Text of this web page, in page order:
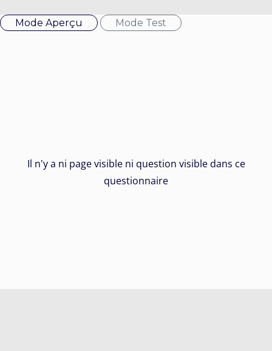
Mode Aperçu Mode Test
Il n'y a ni page visible ni question visible dans ce
questionnaire